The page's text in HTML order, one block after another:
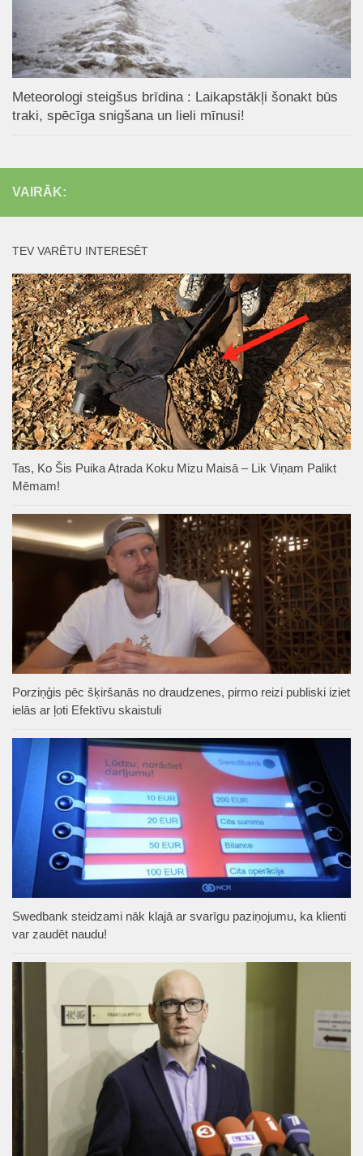
Meteorologi steigšus brīdina : Laikapstākļi šonakt būs
traki, spēcīga snigšana un lieli mīnusi!
VAIRĀK:
TEV VARĒTU INTERESĒT
Tas, Ko Šis Puika Atrada Koku Mizu Maisā – Lik Viņam Palikt
Mēmam!
Porziņģis pēc šķiršanās no draudzenes, pirmo reizi publiski iziet
ielās ar ļoti Efektīvu skaistuli
Swedbank steidzami nāk klajā ar svarīgu paziņojumu, ka klienti
var zaudēt naudu!